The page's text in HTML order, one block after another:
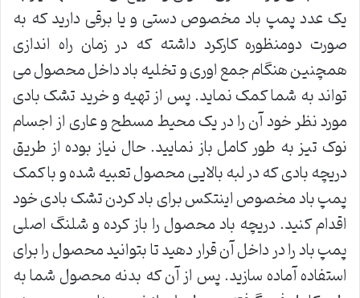
یک عدد پمپ باد مخصوص دستی و یا برقی دارید که به
صورت دومنظوره کارکرد داشته که در زمان راه اندازی
همچنین هنگام جمع اوری و تخلیه باد داخل محصول می
تواند به شما کمک نماید. پس از تهیه و خرید تشک بادی
مورد نظر خود آن را در یک محیط مسطح و عاری از اجسام
نوک تیز به طور کامل باز نمایید. حال نیاز بوده از طریق
دریچه بادی که در لبه بالایی محصول تعبیه شده و با کمک
پمپ باد مخصوص اینتکس برای باد کردن تشک بادی خود
اقدام کنید. دریچه باد محصول را باز کرده و شلنگ اصلی
پمپ باد را در داخل آن قرار دهید تا بتوانید محصول را برای
استفاده آماده سازید. پس از آن که بدنه محصول شما به